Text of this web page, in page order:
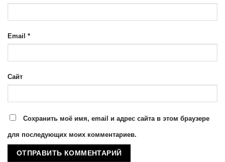
Email *
Сайт
Сохранить моё имя, email и адрес сайта в этом браузере
для последующих моих комментариев.